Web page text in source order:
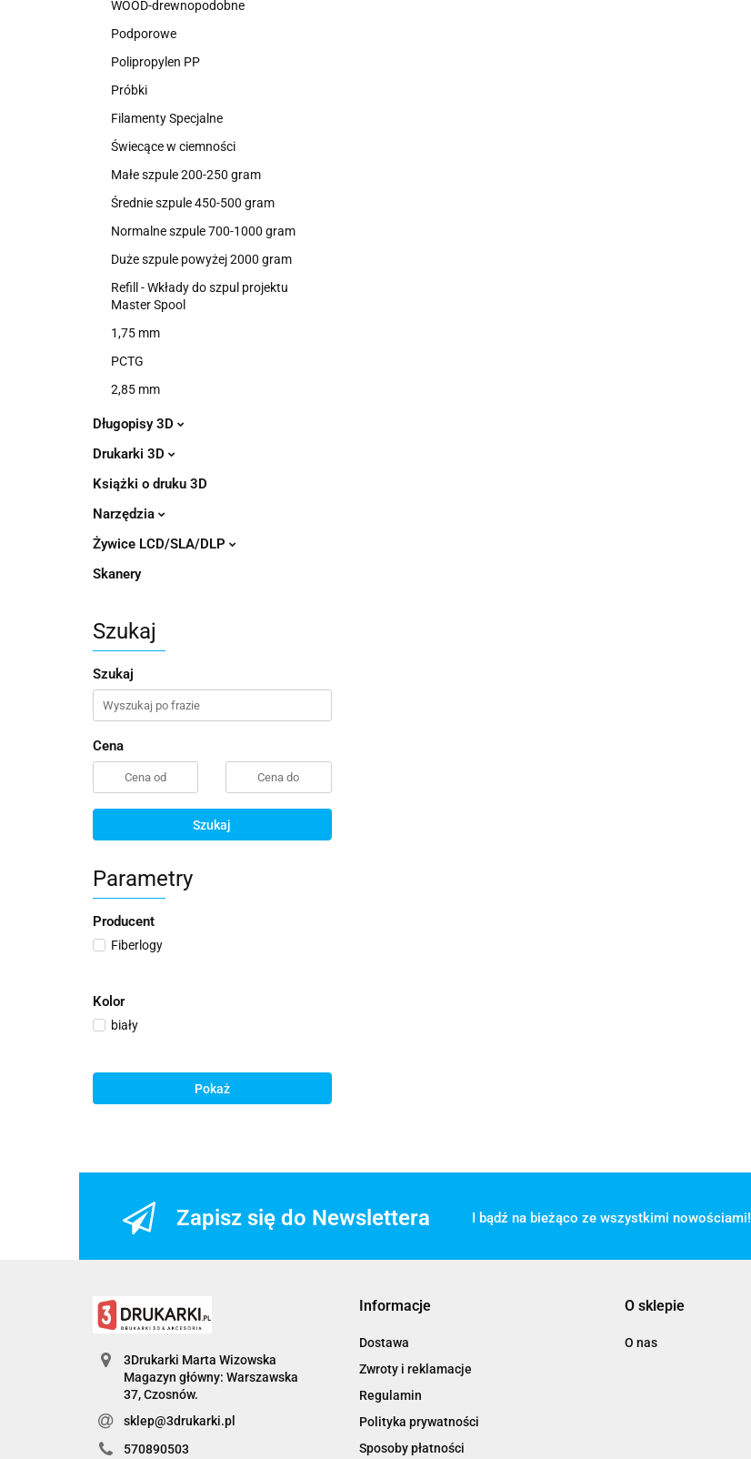
WOOD-drewnopodobne
Podporowe
Polipropylen PP
Próbki
Filamenty Specjalne
Świecące w ciemności
Małe szpule 200-250 gram
Średnie szpule 450-500 gram
Normalne szpule 700-1000 gram
Duże szpule powyżej 2000 gram
Refill - Wkłady do szpul projektu
Master Spool
1,75 mm
PCTG
2,85 mm
Długopisy 3D
Drukarki 3D
Książki o druku 3D
Narzędzia
Żywice LCD/SLA/DLP
Skanery
Szukaj
Szukaj
Cena
Szukaj
Parametry
Producent
Fiberlogy
Kolor
biały
Pokaż
Zapisz się do Newslettera I bądź na bieżąco ze wszystkimi nowościami!
3Drukarki Marta Wizowska
Magazyn główny: Warszawska
sklep@3drukarki.pl
570890503
Informacje
Dostawa
Zwroty i reklamacje
Regulamin
Polityka prywatności
Sposoby płatności
O sklepie
O nas